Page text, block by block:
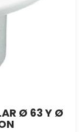
Ø 63 Y Ø